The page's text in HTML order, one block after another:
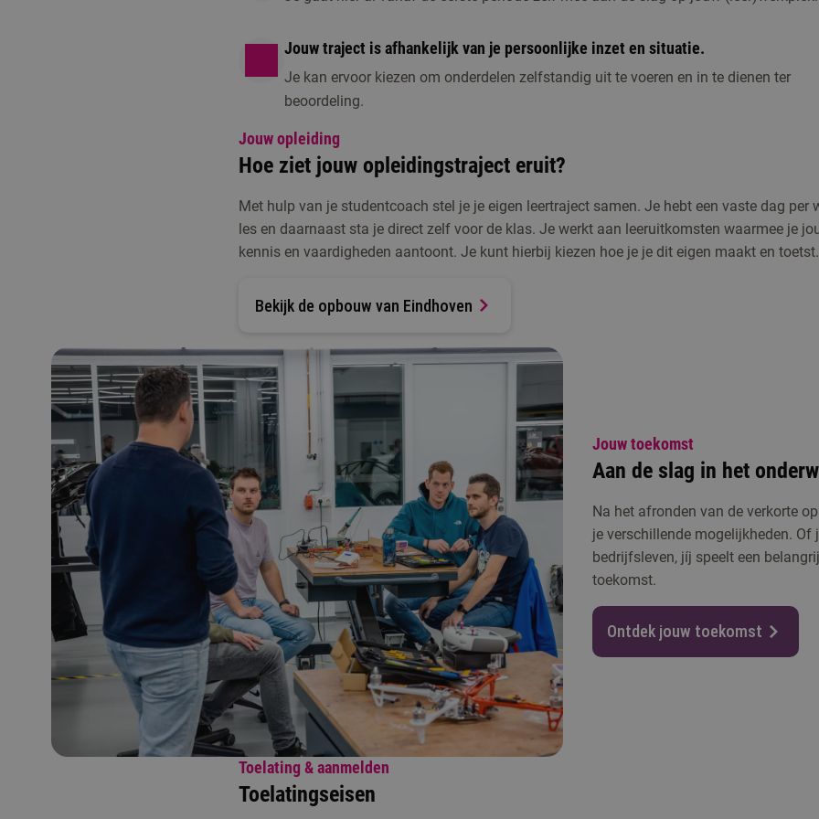
Jouw traject is afhankelijk van je persoonlijke inzet en situatie.
Je kan ervoor kiezen om onderdelen zelfstandig uit te voeren en in te dienen ter
beoordeling.
Jouw opleiding
Hoe ziet jouw opleidingstraject eruit?
Met hulp van je studentcoach stel je je eigen leertraject samen. Je hebt een vaste dag per
les en daarnaast sta je direct zelf voor de klas. Je werkt aan leeruitkomsten waarmee je
kennis en vaardigheden aantoont. Je kunt hierbij kiezen hoe je je dit eigen maakt en toetst.
Bekijk de opbouw van Eindhoven
Jouw toekomst
Aan de slag in het
Na het afronden van de verkorte
je verschillende mogelijkheden.
bedrijfsleven, jíj speelt een
toekomst.
Ontdek jouw toekomst
Toelating & aanmelden
Toelatingseisen